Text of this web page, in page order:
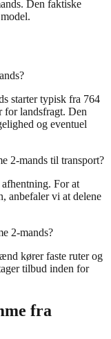
Den faktiske
starter typisk fra 764
landsfragt. Den
og eventuel
2-mands til transport?
For at
anbefaler vi at delene
2-mands?
kører faste ruter og
tilbud inden for
fra